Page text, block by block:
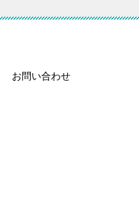
お問い合わせ